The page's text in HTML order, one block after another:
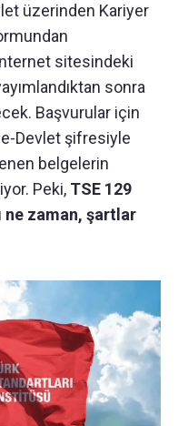
üzerinden Kariyer
sitesindeki
sonra
Başvurular için
e-Devlet şifresiyle
belgelerin
Peki, TSE 129
ne zaman, şartlar